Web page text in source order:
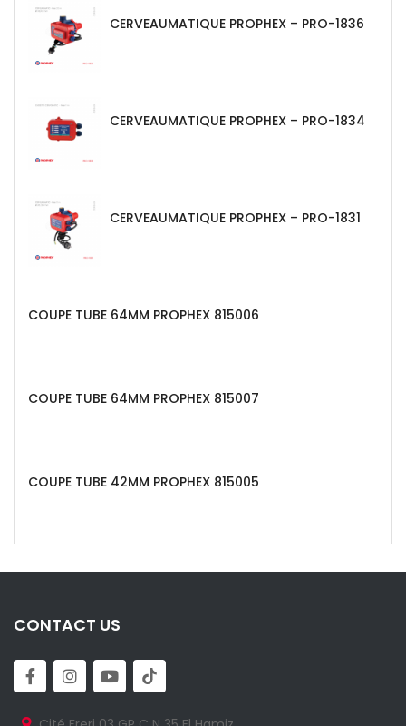
CERVEAUMATIQUE PROPHEX – PRO-1836
CERVEAUMATIQUE PROPHEX – PRO-1834
CERVEAUMATIQUE PROPHEX – PRO-1831
COUPE TUBE 64MM PROPHEX 815006
COUPE TUBE 64MM PROPHEX 815007
COUPE TUBE 42MM PROPHEX 815005
CONTACT US